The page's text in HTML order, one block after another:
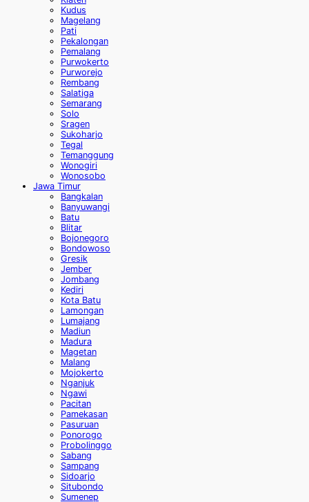
Kudus
Magelang
Pati
Pekalongan
Pemalang
Purwokerto
Purworejo
Rembang
Salatiga
Semarang
Solo
Sragen
Sukoharjo
Tegal
Temanggung
Wonogiri
Wonosobo
Jawa Timur
Bangkalan
Banyuwangi
Batu
Blitar
Bojonegoro
Bondowoso
Gresik
Jember
Jombang
Kediri
Kota Batu
Lamongan
Lumajang
Madiun
Madura
Magetan
Malang
Mojokerto
Nganjuk
Ngawi
Pacitan
Pamekasan
Pasuruan
Ponorogo
Probolinggo
Sabang
Sampang
Sidoarjo
Situbondo
Sumenep